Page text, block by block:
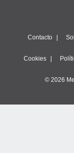
Contacto
Cookies
© 2026